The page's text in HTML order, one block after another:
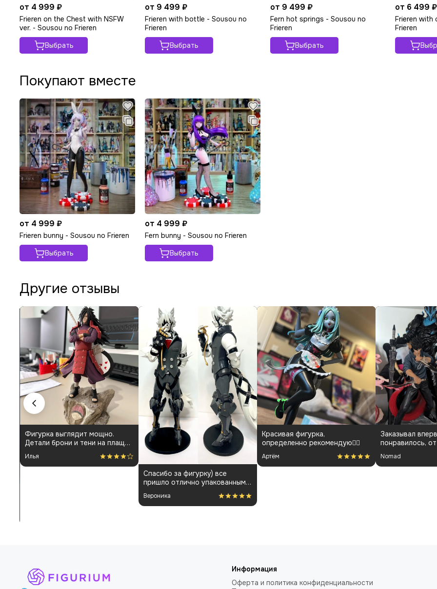
от 4 999 ₽
Frieren on the Chest with NSFW
ver. - Sousou no Frieren
Выбрать
от 9 499 ₽
Frieren with bottle - Sousou no
Frieren
Выбрать
от 9 499 ₽
Fern hot springs - Sousou no
Frieren
Выбрать
от 6 499 ₽
Frieren with
Frieren
Покупают вместе
от 4 999 ₽
Frieren bunny - Sousou no Frieren
Выбрать
от 4 999 ₽
Fern bunny - Sousou no Frieren
Выбрать
Другие отзывы
Фигурка выглядит мощно.
Детали брони и тени на плаще
проработаны аккуратно.
Пришла быстро и без
повреждений. Немного
Илья
Спасибо за фигурку) все
пришло отлично упакованным.
Отдельная благодарность за
покраску модели.
Вероника
Красивая фигурка,
определенно рекомендую👍🏻
Артём
Заказывал
понравилось,
менеджарами
покраса
Nomad
Информация
Оферта и политика конфиденциальности